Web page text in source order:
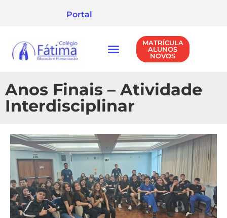
Portal
MATRÍCULA
ALUNOS
NOVOS
Anos Finais – Atividade
Interdisciplinar